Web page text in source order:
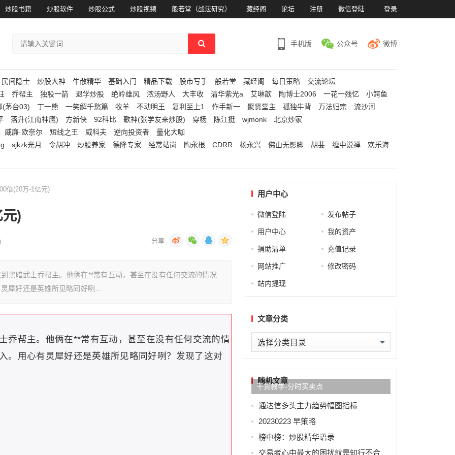
炒股书籍 炒股软件 炒股公式 炒股视频 般若堂（战法研究） 藏经阁 论坛 注册 微信登陆 登录
手机版 公众号 微博
民间隐士 炒股大神 牛散精华 基础入门 精品下载 股市写手 般若堂 藏经阁 每日策略
交流论坛
乔帮主 独股一箭 退学炒股 绝岭雄风 浓汤野人 大丰收 清华紫光a 艾琳歆 陶博士2006 一花一残忆
小鳄鱼
(茅台03)
丁一熊 一笑解千愁篇 牧羊 不动明王 复利至上1 作手新一 聚贤堂主 孤独牛背 万法归宗
流沙河
落升(江南神鹰) 方新侠 92科比 歌神(张学友来炒股) 穿杨 陈江挺 wjmonk
北京炒家
威廉·欧奈尔
短线之王 威科夫 逆向投资者
量化大咖
sjkzk光月 令胡冲 炒股养家 德隆专家 经常站岗 陶永根 CDRR 杨永兴 佛山无影脚 胡斐 缠中说禅 欢乐海
倍(20万-1亿元)
)
黑暗武士乔帮主。他俩在**常有互动，甚至在没有任何交流的情况
犀好还是英雄所见略同好咧…
乔帮主。他俩在**常有互动，甚至在没有任何交流的情
。用心有灵犀好还是英雄所见略同好咧？发现了这对
用户中心
微信登陆 发布帖子
用户中心 我的资产
捐助清单 充值记录
网站推广 修改密码
站内提现
文章分类
文
章
类随机文章
干货教学-分时买卖点
通达信多头主力趋势幅图指标
20230223 早策略
榜中榜：炒股精华语录
交易者心中最大的困扰就是知行不合